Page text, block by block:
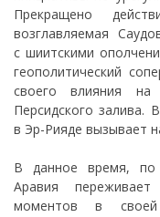
Прекращено
возглавляемая
с шиитскими
геополитический
своего влияния
Персидского залива.
в Эр-Рияде вызывает
В данное время, по
Аравия
моментов в своей